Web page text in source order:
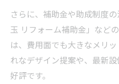
さらに、補助金や助成制度
玉 リフォーム補助金」など
は、費用面でも大きなメリ
れなデザイン提案や、最新
好評です。